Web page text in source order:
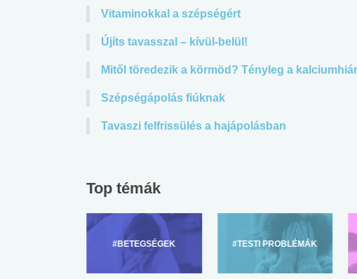
Vitaminokkal a szépségért
Újíts tavasszal – kívül-belül!
Mitől töredezik a körmöd? Tényleg a
Szépségápolás fiúknak
Tavaszi felfrissülés a hajápolásban
Top témák
#BETEGSÉGEK #TESTI PROBLÉMÁK
#Zöldövezet
lábnyomod?
#Betegségek
tudásteszt